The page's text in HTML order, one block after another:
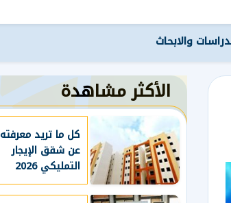
والابحاث
الأكثر مشاهدة
كل ما تريد معرفته
عن شقق الإيجار
التمليكي 2026
قبل التقديم